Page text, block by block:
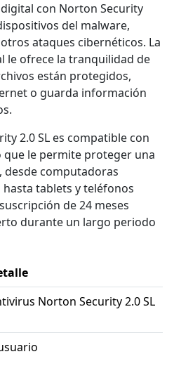
con Norton Security
del malware,
ataques cibernéticos. La
le ofrece la tranquilidad de
están protegidos,
o guarda información
2.0 SL es compatible con
le permite proteger una
desde computadoras
tablets y teléfonos
de 24 meses
durante un largo periodo
Norton Security 2.0 SL